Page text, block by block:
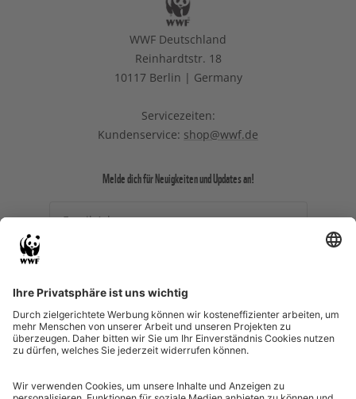
WWF Deutschland
Reinhardtstr. 18
10117 Berlin | Germany
Servicezeiten:
Kundenservice: shop@wwf.de
Melde dich für Neuigkeiten und Updates an!
Email-Adresse
Zwecken des (personalisierten) Versands des
Newsletters und des Newsletter-Trackings
verarbeitet werden.